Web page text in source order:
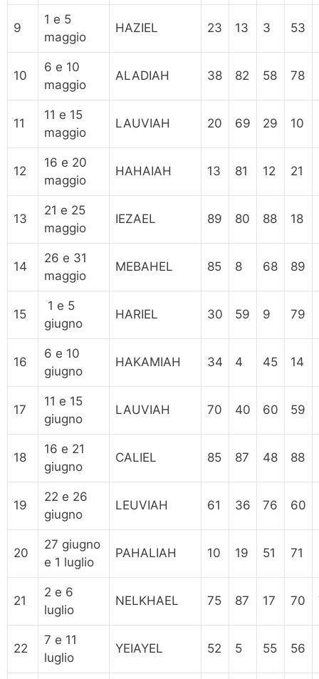
9
1 e 5
maggio
HAZIEL 23 13 3 53
10
6 e 10
maggio
ALADIAH 38 82 58 78
11
11 e 15
maggio
LAUVIAH 20 69 29 10
12
16 e 20
maggio
HAHAIAH 13 81 12 21
13
21 e 25
maggio
IEZAEL 89 80 88 18
14
26 e 31
maggio
MEBAHEL 85 8 68 89
15
1 e 5
giugno
HARIEL 30 59 9 79
16
6 e 10
giugno
HAKAMIAH 34 4 45 14
17
11 e 15
giugno
LAUVIAH 70 40 60 59
18
16 e 21
giugno
CALIEL 85 87 48 88
19
22 e 26
giugno
LEUVIAH 61 36 76 60
20
27 giugno
e 1 luglio
PAHALIAH 10 19 51 71
21
2 e 6
luglio
NELKHAEL 75 87 17 70
22
7 e 11
luglio
YEIAYEL 52 5 55 56